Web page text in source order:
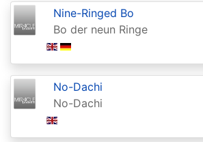
Extras
Aether
Aetherdrift
Aetherdrift:
Nine-Ringed Bo
Bo der neun Ringe
No-Dachi
No-Dachi